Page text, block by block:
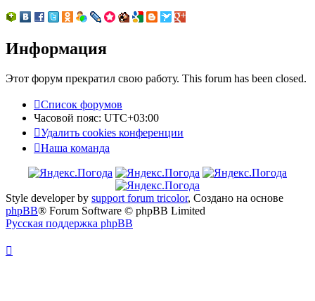
Информация
Этот форум прекратил свою работу. This forum has been closed.
Список форумов
Часовой пояс: UTC+03:00
Удалить cookies конференции
Наша команда
Style developer by support forum tricolor, Создано на основе
phpBB® Forum Software © phpBB Limited
Русская поддержка phpBB